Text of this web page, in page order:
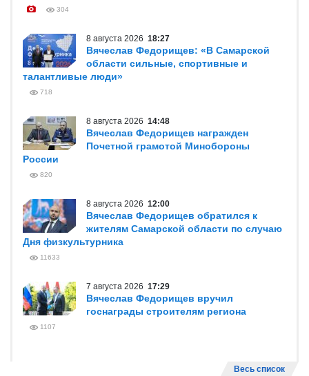
304
8 августа 2026 18:27
Вячеслав Федорищев: «В Самарской
области сильные, спортивные и
талантливые люди»
718
8 августа 2026 14:48
Вячеслав Федорищев награжден
Почетной грамотой Минобороны
России
820
8 августа 2026 12:00
Вячеслав Федорищев обратился к
жителям Самарской области по случаю
Дня физкультурника
11633
7 августа 2026 17:29
Вячеслав Федорищев вручил
госнаграды строителям региона
1107
Весь список